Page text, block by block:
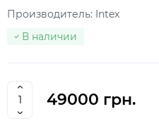
Производитель: Intex
В наличии
49000 грн.